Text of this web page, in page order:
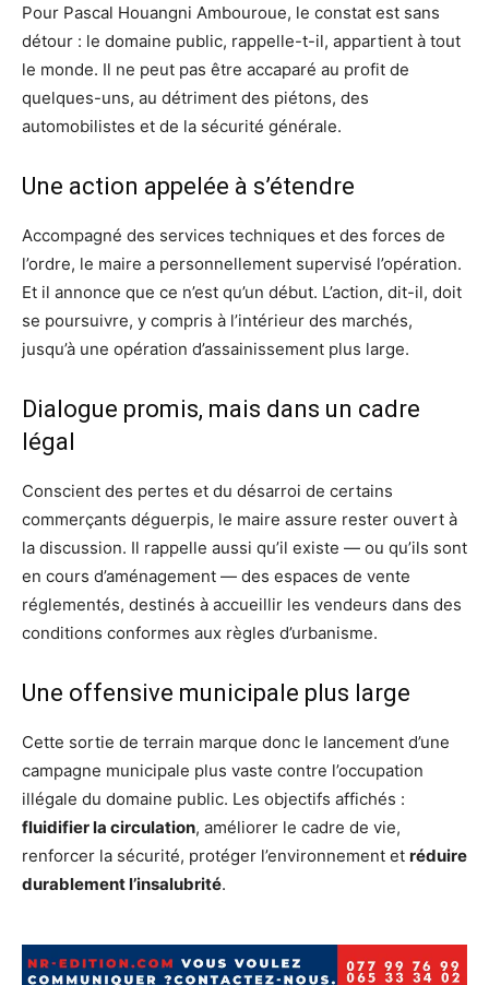
Pour Pascal Houangni Ambouroue, le constat est sans
détour : le domaine public, rappelle-t-il, appartient à tout
le monde. Il ne peut pas être accaparé au profit de
quelques-uns, au détriment des piétons, des
automobilistes et de la sécurité générale.
Une action appelée à s’étendre
Accompagné des services techniques et des forces de
l’ordre, le maire a personnellement supervisé l’opération.
Et il annonce que ce n’est qu’un début. L’action, dit-il, doit
se poursuivre, y compris à l’intérieur des marchés,
jusqu’à une opération d’assainissement plus large.
Dialogue promis, mais dans un cadre
légal
Conscient des pertes et du désarroi de certains
commerçants déguerpis, le maire assure rester ouvert à
la discussion. Il rappelle aussi qu’il existe — ou qu’ils sont
en cours d’aménagement — des espaces de vente
réglementés, destinés à accueillir les vendeurs dans des
conditions conformes aux règles d’urbanisme.
Une offensive municipale plus large
Cette sortie de terrain marque donc le lancement d’une
campagne municipale plus vaste contre l’occupation
illégale du domaine public. Les objectifs affichés :
fluidifier la circulation, améliorer le cadre de vie,
renforcer la sécurité, protéger l’environnement et réduire
durablement l’insalubrité.